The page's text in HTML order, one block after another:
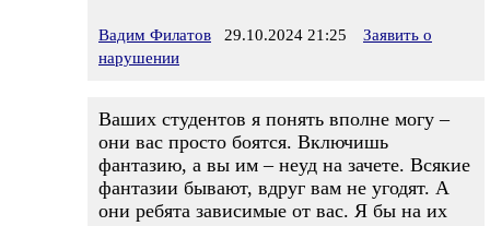
Вадим Филатов 29.10.2024 21:25
Заявить о
нарушении
Ваших студентов я понять вполне могу –
они вас просто боятся. Включишь
фантазию, а вы им – неуд на зачете. Всякие
фантазии бывают, вдруг вам не угодят. А
они ребята зависимые от вас. Я бы на их